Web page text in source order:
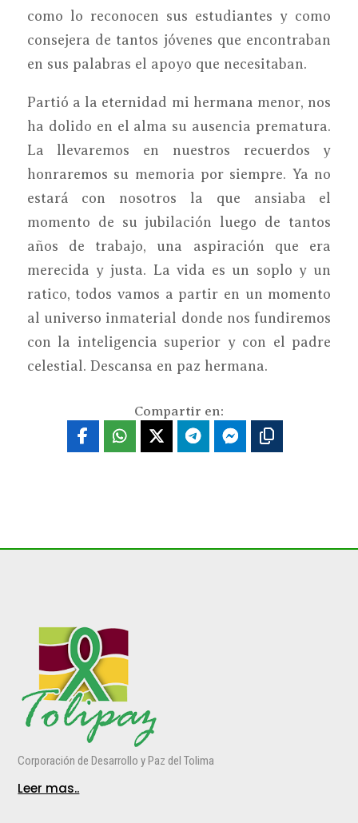
como lo reconocen sus estudiantes y como
consejera de tantos jóvenes que encontraban
en sus palabras el apoyo que necesitaban.
Partió a la eternidad mi hermana menor, nos
ha dolido en el alma su ausencia prematura.
La llevaremos en nuestros recuerdos y
honraremos su memoria por siempre. Ya no
estará con nosotros la que ansiaba el
momento de su jubilación luego de tantos
años de trabajo, una aspiración que era
merecida y justa. La vida es un soplo y un
ratico, todos vamos a partir en un momento
al universo inmaterial donde nos fundiremos
con la inteligencia superior y con el padre
celestial. Descansa en paz hermana.
Compartir en:
Corporación de Desarrollo y Paz del Tolima
Leer mas..